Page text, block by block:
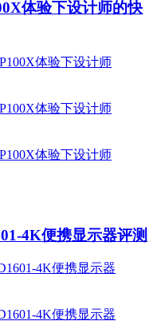
体验下设计师的快
4K便携显示器评测